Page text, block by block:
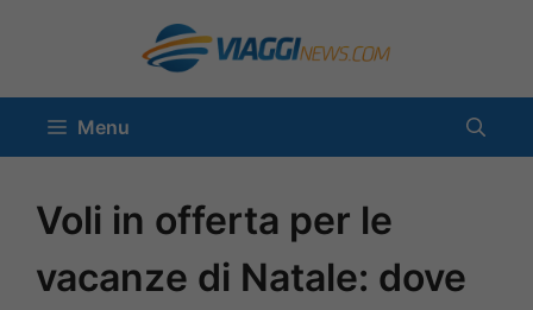
contenuto
Menu
Voli in offerta per le
vacanze di Natale: dove